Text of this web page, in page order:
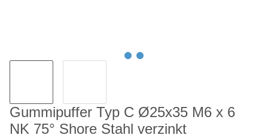
Gummipuffer Typ C Ø25x35 M6 x 6
NK 75° Shore Stahl verzinkt